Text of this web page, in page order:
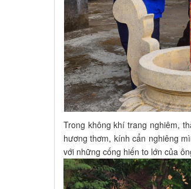
Trong không khí trang nghiêm,
hương thơm, kính cẩn nghiêng
với những cống hiến to lớn của